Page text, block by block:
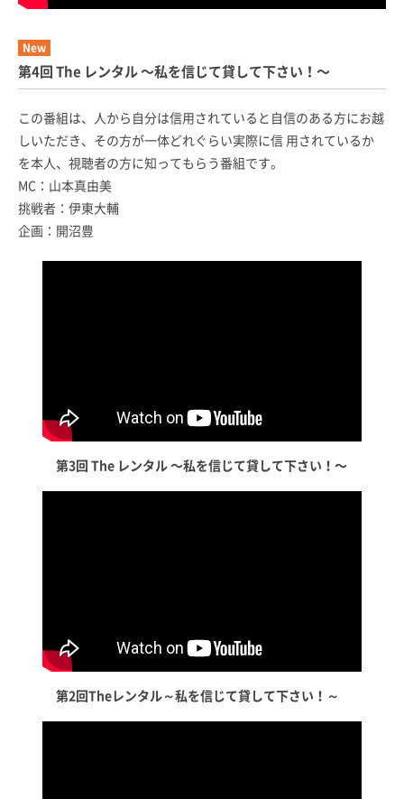
New
第4回 The レンタル 〜私を信じて貸して下さい！〜
この番組は、人から自分は信用されていると自信のある方にお越
しいただき、その方が一体どれぐらい実際に信 用されているか
を本人、視聴者の方に知ってもらう番組です。
MC：山本真由美
挑戦者：伊東大輔
企画：開沼豊
第3回 The レンタル 〜私を信じて貸して下さい！〜
第2回Theレンタル～私を信じて貸して下さい！～